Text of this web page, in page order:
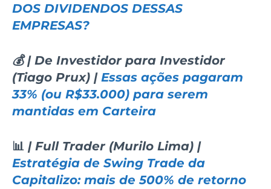
DOS DIVIDENDOS DESSAS
EMPRESAS?
💰 | De Investidor para Investidor
(Tiago Prux) | Essas ações pagaram
33% (ou R$33.000) para serem
mantidas em Carteira
📊 | Full Trader (Murilo Lima) |
Estratégia de Swing Trade da
Capitalizo: mais de 500% de retorno